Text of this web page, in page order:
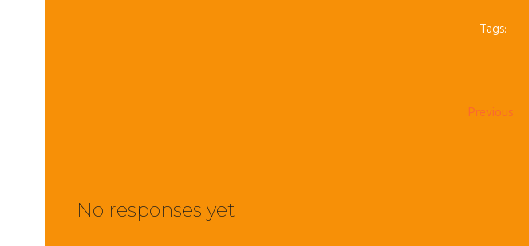
Tags:
Previous
No responses yet